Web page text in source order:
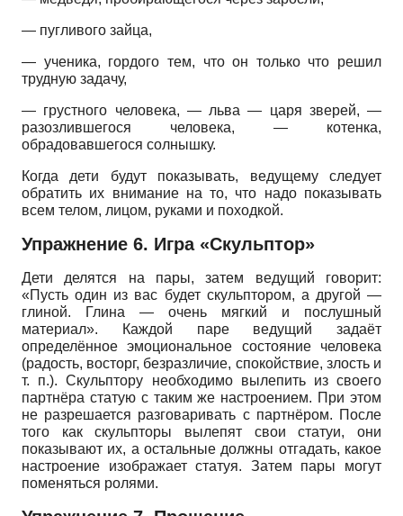
— пугливого зайца,
— ученика, гордого тем, что он только что решил
трудную задачу,
— грустного человека, — льва — царя зверей, —
разозлившегося человека, — котенка,
обрадовавшегося солнышку.
Когда дети будут показывать, ведущему следует
обратить их внимание на то, что надо показывать
всем телом, лицом, руками и походкой.
Упражнение 6. Игра «Скульптор»
Дети делятся на пары, затем ведущий говорит:
«Пусть один из вас будет скульптором, а другой —
глиной. Глина — очень мягкий и послушный
материал». Каждой паре ведущий задаёт
определённое эмоциональное состояние человека
(радость, восторг, безразличие, спокойствие, злость и
т. п.). Скульптору необходимо вылепить из своего
партнёра статую с таким же настроением. При этом
не разрешается разговаривать с партнёром. После
того как скульпторы вылепят свои статуи, они
показывают их, а остальные должны отгадать, какое
настроение изображает статуя. Затем пары могут
поменяться ролями.